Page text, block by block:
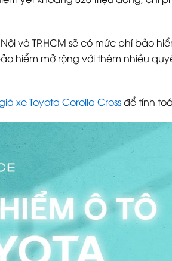
và TP.HCM sẽ có mức phí bảo
hiểm mở rộng với thêm nhiều
xe Toyota Corolla Crossđể tính